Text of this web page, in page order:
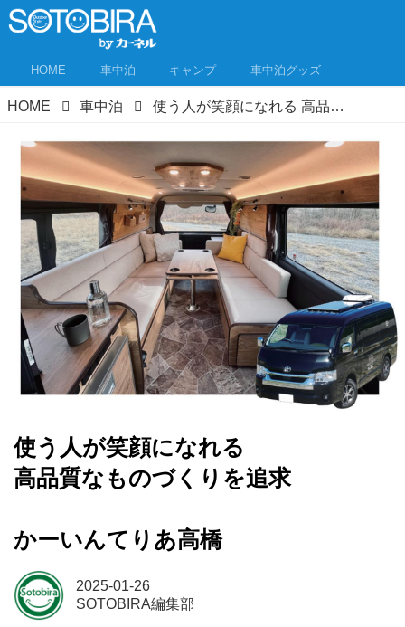
HOME 車中泊 キャンプ 車中泊グッズ
HOME 車中泊 使う人が笑顔になれる 高品質なものづくりを追求 かーいんてりあ高橋
使う人が笑顔になれる
高品質なものづくりを追求
かーいんてりあ高橋
2025-01-26
SOTOBIRA編集部